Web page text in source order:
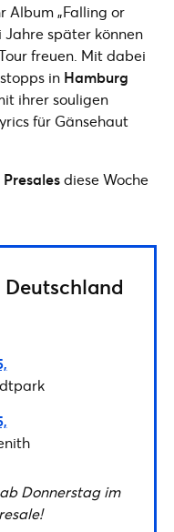
Album „Falling or
Jahre später können
freuen. Mit dabei
in Hamburg
ihrer souligen
für Gänsehaut
diese Woche
Donnerstag im